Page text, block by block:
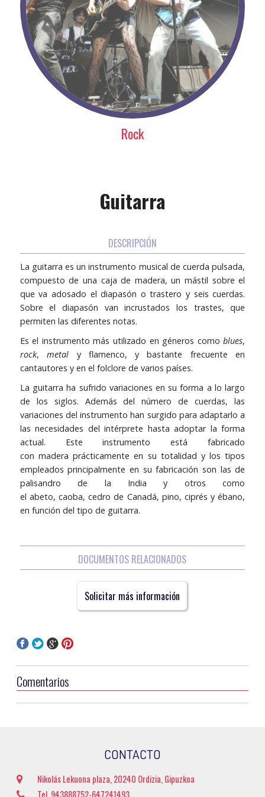
Rock
Guitarra
DESCRIPCIÓN
La guitarra es un instrumento musical de cuerda pulsada,
compuesto de una caja de madera, un mástil sobre el
que va adosado el diapasón o trastero y seis cuerdas.
Sobre el diapasón van incrustados los trastes, que
permiten las diferentes notas.
Es el instrumento más utilizado en géneros comoblues,
rock,metal y flamenco, y bastante frecuente en
cantautores y en el folclore de varios países.
La guitarra ha sufrido variaciones en su forma a lo largo
de los siglos. Además del número de cuerdas, las
variaciones del instrumento han surgido para adaptarlo a
las necesidades del intérprete hasta adoptar la forma
actual. Este instrumento está fabricado
conmadera prácticamente en su totalidad y los tipos
empleados principalmente en su fabricación son las de
palisandro de la India y otros como
el abeto,caoba,cedro de Canadá, pino, ciprés yébano,
en función del tipo de guitarra.
DOCUMENTOS RELACIONADOS
Solicitar más información
Comentarios
CONTACTO
Nikolás Lekuona plaza, 20240 Ordizia, Gipuzkoa
Tel. 943888752-647241493